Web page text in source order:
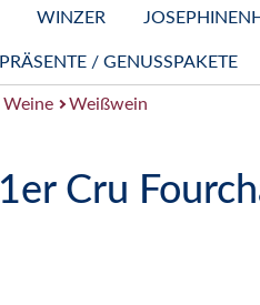
WINZER
PRÄSENTE / GENUSSPAKETE
Weißwein
Cru